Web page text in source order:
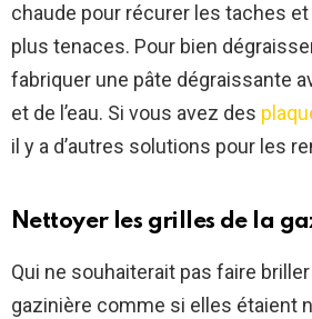
chaude pour récurer les taches
plus tenaces. Pour bien
fabriquer une pâte dégraissante
et de l’eau. Si vous avez des
il y a d’autres solutions pour les
Nettoyer les grilles de la
Qui ne souhaiterait pas faire
gazinière comme si elles étaient